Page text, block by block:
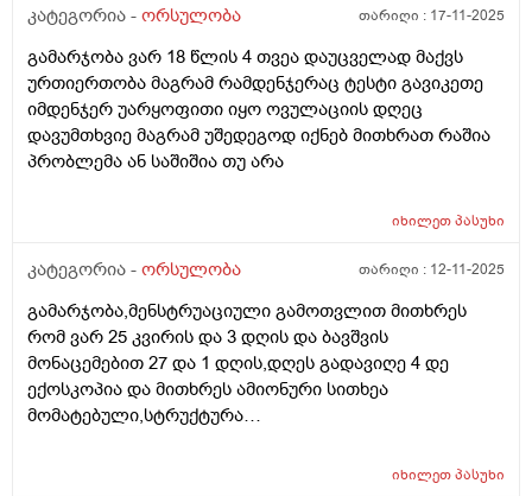
კატეგორია - ორსულობა თარიღი : 17-11-2025
გამარჯობა ვარ 18 წლის 4 თვეა დაუცველად მაქვს
ურთიერთობა მაგრამ რამდენჯერაც ტესტი გავიკეთე
იმდენჯერ უარყოფითი იყო ოვულაციის დღეც
დავუმთხვიე მაგრამ უშედეგოდ იქნებ მითხრათ რაშია
პრობლემა ან საშიშია თუ არა
იხილეთპასუხი
კატეგორია - ორსულობა თარიღი : 12-11-2025
გამარჯობა,მენსტრუაციული გამოთვლით მითხრეს
რომ ვარ 25 კვირის და 3 დღის და ბავშვის
მონაცემებით 27 და 1 დღის,დღეს გადავიღე 4 დე
ექოსკოპია და მითხრეს ამიონური სითხეა
მომატებული,სტრუქტურა
ნაადრევი მშობიარობის,მაქვს ამ ბოლოს წელის
იხილეთპასუხი